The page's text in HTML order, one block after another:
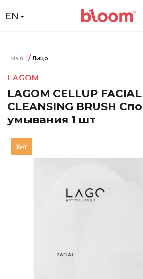
EN
Main Лицо
LAGOM
LAGOM CELLUP FACIAL
CLEANSING BRUSH
умывания 1 шт